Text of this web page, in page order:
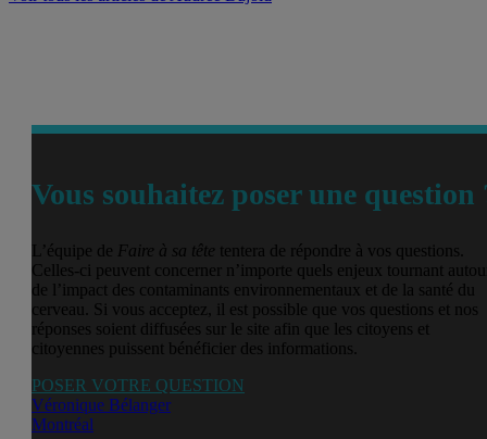
Vous souhaitez poser une question
L’équipe de Faire à sa tête tentera de répondre à vos questions.
Celles-ci peuvent concerner n’importe quels enjeux tournant
de l’impact des contaminants environnementaux et de la santé du
cerveau. Si vous acceptez, il est possible que vos questions et nos
réponses soient diffusées sur le site afin que les citoyens et
citoyennes puissent bénéficier des informations.
POSER VOTRE QUESTION
Véronique Bélanger
Montréal